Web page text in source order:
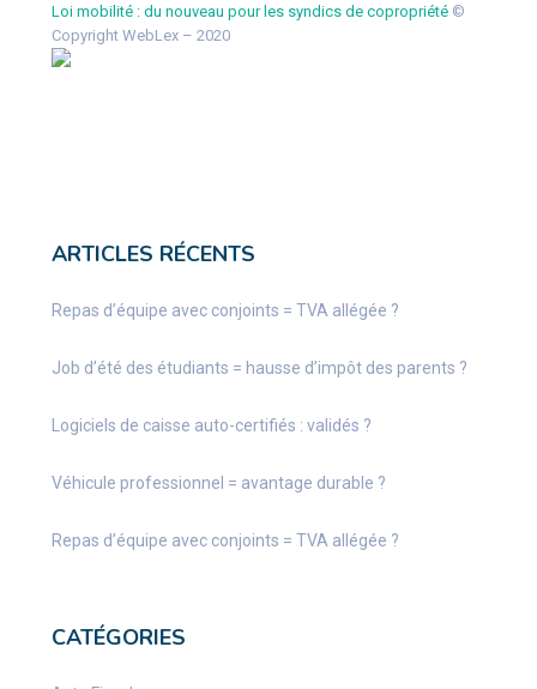
Loi mobilité : du nouveau pour les syndics de copropriété ©
Copyright WebLex – 2020
ARTICLES RÉCENTS
Repas d’équipe avec conjoints = TVA allégée ?
Job d’été des étudiants = hausse d’impôt des parents ?
Logiciels de caisse auto-certifiés : validés ?
Véhicule professionnel = avantage durable ?
Repas d’équipe avec conjoints = TVA allégée ?
CATÉGORIES